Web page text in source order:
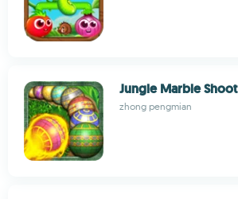
Jungle Marble Shoot
zhong pengmian